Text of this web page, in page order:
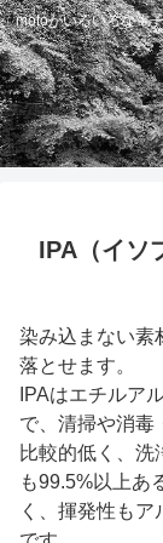
motoがいろいろな電
IPA（イソ
染み込まない素
落とせます。
IPAはエチルア
で、清掃や消毒
比較的低く、洗
も99.5%以上あ
く、揮発性も